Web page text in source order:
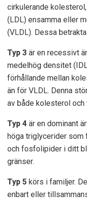
cirkulerande
(LDL) ensamma eller
(VLDL). Dessa
Typ 3 är en recessivt
medelhög densitet
förhållande mellan
än för VLDL. Denna
av både kolesterol och
Typ 4 är en dominant
höga triglycerider som
och fosfolipider i ditt
gränser.
Typ 5 körs i familjer.
enbart eller